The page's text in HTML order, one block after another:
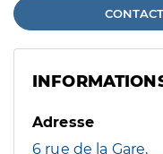
Adresse
6 rue de la Gare,